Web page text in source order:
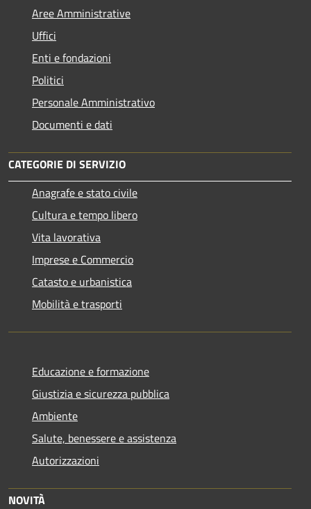
Aree Amministrative
Uffici
Enti e fondazioni
Politici
Personale Amministrativo
Documenti e dati
CATEGORIE DI SERVIZIO
Anagrafe e stato civile
Cultura e tempo libero
Vita lavorativa
Imprese e Commercio
Catasto e urbanistica
Mobilità e trasporti
Educazione e formazione
Giustizia e sicurezza pubblica
Ambiente
Salute, benessere e assistenza
Autorizzazioni
NOVITÀ